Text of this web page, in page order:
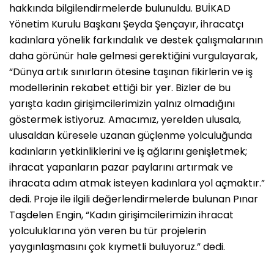
hakkında bilgilendirmelerde bulunuldu. BUİKAD
Yönetim Kurulu Başkanı Şeyda Şençayır, ihracatçı
kadınlara yönelik farkındalık ve destek çalışmalarının
daha görünür hale gelmesi gerektiğini vurgulayarak,
“Dünya artık sınırların ötesine taşınan fikirlerin ve iş
modellerinin rekabet ettiği bir yer. Bizler de bu
yarışta kadın girişimcilerimizin yalnız olmadığını
göstermek istiyoruz. Amacımız, yerelden ulusala,
ulusaldan küresele uzanan güçlenme yolculuğunda
kadınların yetkinliklerini ve iş ağlarını genişletmek;
ihracat yapanların pazar paylarını artırmak ve
ihracata adım atmak isteyen kadınlara yol açmaktır.”
dedi. Proje ile ilgili değerlendirmelerde bulunan Pınar
Taşdelen Engin, “Kadın girişimcilerimizin ihracat
yolculuklarına yön veren bu tür projelerin
yaygınlaşmasını çok kıymetli buluyoruz.” dedi.